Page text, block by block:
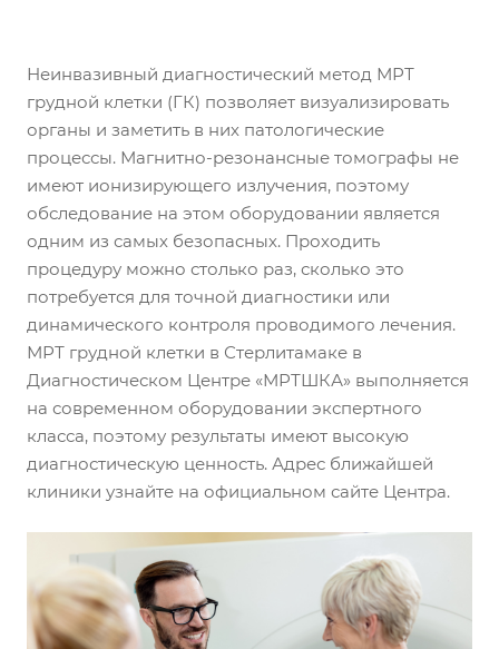
Неинвазивный диагностический метод МРТ
грудной клетки (ГК) позволяет визуализировать
органы и заметить в них патологические
процессы. Магнитно-резонансные томографы не
имеют ионизирующего излучения, поэтому
обследование на этом оборудовании является
одним из самых безопасных. Проходить
процедуру можно столько раз, сколько это
потребуется для точной диагностики или
динамического контроля проводимого лечения.
МРТ грудной клетки в Стерлитамаке в
Диагностическом Центре «МРТШКА» выполняется
на современном оборудовании экспертного
класса, поэтому результаты имеют высокую
диагностическую ценность. Адрес ближайшей
клиники узнайте на официальном сайте Центра.